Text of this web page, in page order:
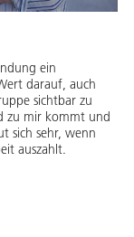
ein
darauf, auch
sichtbar zu
zu mir kommt und
sich sehr, wenn
auszahlt.